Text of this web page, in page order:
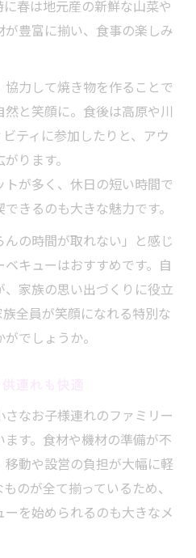
春は地元産の新鮮な山菜や
豊富に揃い、食事の楽しみ
力して焼き物を作ることで
と笑顔に。食後は高原や川
ティに参加したりと、アウ
ります。
が多く、休日の短い時間で
きるのも大きな魅力です。
んの時間が取れない」と感じ
キューはおすすめです。自
家族の思い出づくりに役立
全員が笑顔になれる特別な
でしょうか。
なお子様連れのファミリー
す。食材や機材の準備が不
動や設営の負担が大幅に軽
のが全て揃っているため、
を始められるのも大きなメ